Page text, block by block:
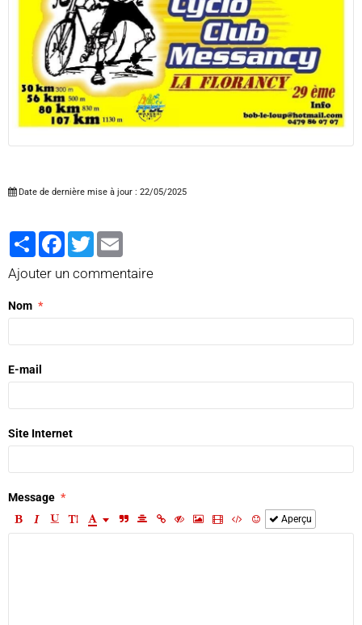
Date de dernière mise à jour : 22/05/2025
PartagerFacebook
Twitter
Ajouter un commentaire
Nom
E-mail
Site Internet
Message
Aperçu